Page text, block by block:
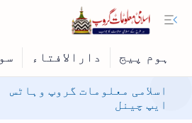
اسلامی معلومات گروپ وہاٹس
ایپ چینل